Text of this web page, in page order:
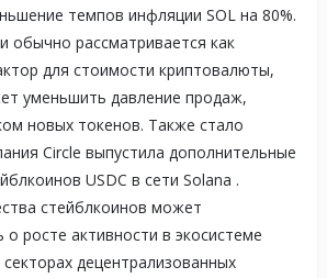
темпов инфляции SOL на 80%.
обычно рассматривается как
для стоимости криптовалюты,
уменьшить давление продаж,
новых токенов. Также стало
Circle выпустила дополнительные
USDC в сети Solana .
стейблкоинов может
о росте активности в экосистеме
децентрализованных